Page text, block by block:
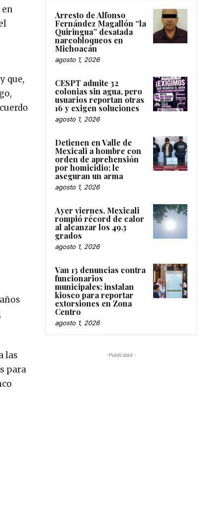
en
que,
las
para
Arresto de Alfonso
Fernández Magallón “la
Quiringua” desatada
narcobloqueos en
Michoacán
agosto 1, 2026
CESPT admite 32
colonias sin agua, pero
usuarios reportan otras
16 y exigen soluciones
agosto 1, 2026
Detienen en Valle de
Mexicali a hombre con
orden de aprehensión
por homicidio; le
aseguran un arma
agosto 1, 2026
Ayer viernes, Mexicali
rompió récord de calor
al alcanzar los 49.3
grados
agosto 1, 2026
Van 13 denuncias contra
funcionarios
municipales; instalan
kiosco para reportar
extorsiones en Zona
Centro
agosto 1, 2026
-Publicidad -